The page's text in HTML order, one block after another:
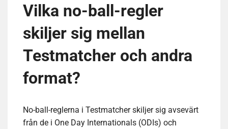
Vilka no-ball-regler
skiljer sig mellan
Testmatcher och andra
format?
No-ball-reglerna i Testmatcher skiljer sig avsevärt
från de i One Day Internationals (ODIs) och